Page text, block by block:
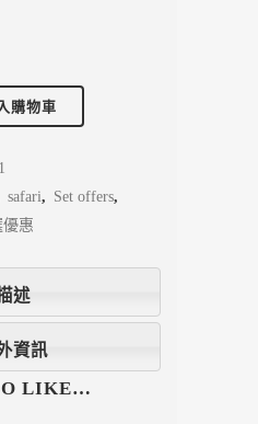
購物車
safari, Set offers,
惠
述
資訊
LIKE…